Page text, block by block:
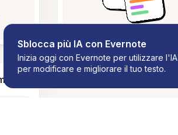
Sblocca più IA con Evernote
Inizia oggi con Evernote per utilizzare l'IA
per modificare e migliorare il tuo testo.